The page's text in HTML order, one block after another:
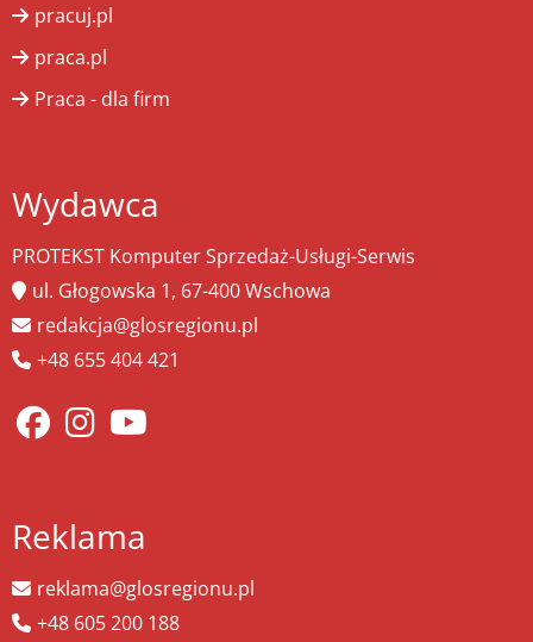
pracuj.pl
praca.pl
Praca - dla firm
Wydawca
PROTEKST Komputer Sprzedaż-Usługi-Serwis
ul. Głogowska 1, 67-400 Wschowa
redakcja@glosregionu.pl
+48 655 404 421
Reklama
reklama@glosregionu.pl
+48 605 200 188